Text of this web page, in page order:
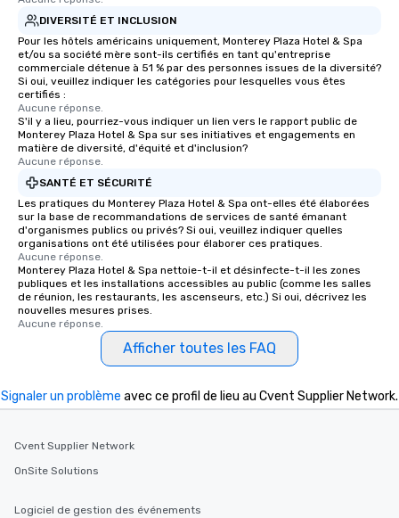
DIVERSITÉ ET INCLUSION
Pour les hôtels américains uniquement, Monterey Plaza Hotel & Spa
et/ou sa société mère sont-ils certifiés en tant qu'entreprise
commerciale détenue à 51 % par des personnes issues de la diversité?
Si oui, veuillez indiquer les catégories pour lesquelles vous êtes
certifiés :
Aucune réponse.
S'il y a lieu, pourriez-vous indiquer un lien vers le rapport public de
Monterey Plaza Hotel & Spa sur ses initiatives et engagements en
matière de diversité, d'équité et d'inclusion?
Aucune réponse.
SANTÉ ET SÉCURITÉ
Les pratiques du Monterey Plaza Hotel & Spa ont-elles été élaborées
sur la base de recommandations de services de santé émanant
d'organismes publics ou privés? Si oui, veuillez indiquer quelles
organisations ont été utilisées pour élaborer ces pratiques.
Aucune réponse.
Monterey Plaza Hotel & Spa nettoie-t-il et désinfecte-t-il les zones
publiques et les installations accessibles au public (comme les salles
de réunion, les restaurants, les ascenseurs, etc.) Si oui, décrivez les
nouvelles mesures prises.
Aucune réponse.
Afficher toutes les FAQ
Signaler un problème avec ce profil de lieu au Cvent Supplier Network.
Cvent Supplier Network
OnSite Solutions
Logiciel de gestion des événements